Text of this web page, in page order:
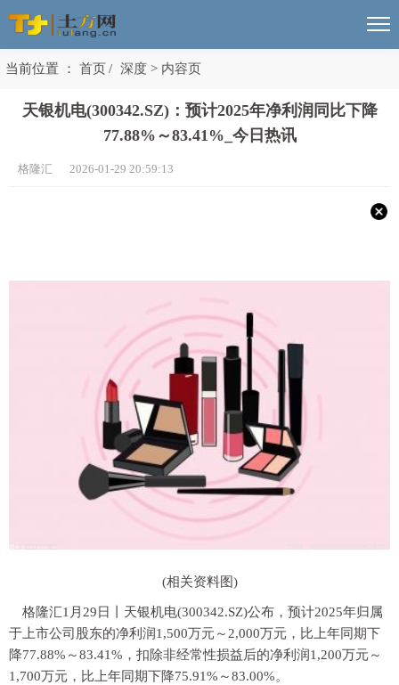
当前位置 ： 首页/ 深度 > 内容页
天银机电(300342.SZ)：预计2025年净利润同比下降
77.88%～83.41%_今日热讯
格隆汇 2026-01-29 20:59:13
(相关资料图)
格隆汇1月29日丨天银机电(300342.SZ)公布，预计2025年归属
于上市公司股东的净利润1,500万元～2,000万元，比上年同期下
降77.88%～83.41%，扣除非经常性损益后的净利润1,200万元～
1,700万元，比上年同期下降75.91%～83.00%。